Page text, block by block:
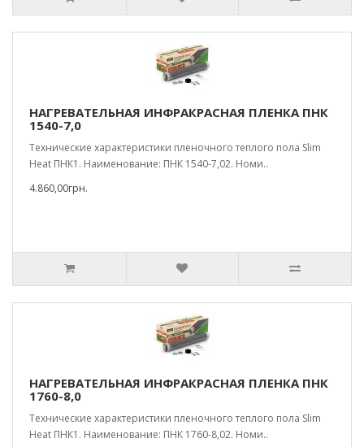
НАГРЕВАТЕЛЬНАЯ ИНФРАКРАСНАЯ ПЛЕНКА ПНК
1540-7,0
Технические характеристики пленочного теплого пола Slim
Heat ПНК1. Наименование: ПНК 1540-7,02. Номи..
4.860,00грн.
НАГРЕВАТЕЛЬНАЯ ИНФРАКРАСНАЯ ПЛЕНКА ПНК
1760-8,0
Технические характеристики пленочного теплого пола Slim
Heat ПНК1. Наименование: ПНК 1760-8,02. Номи..